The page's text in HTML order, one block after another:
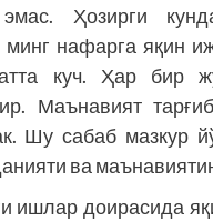
Ҳозирги
минг нафарга яқин
куч. Ҳар бир
Маънавият
Шу сабаб мазкур
ва
ишлар доирасида